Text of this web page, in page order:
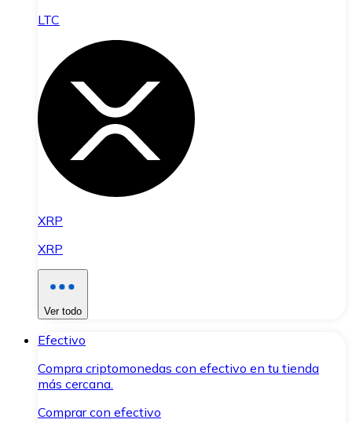
LTC
XRP
XRP
Ver todo
Efectivo
Compra criptomonedas con efectivo en tu tienda
más cercana.
Comprar con efectivo